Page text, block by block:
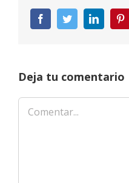
FacebookTwitterLinkedIn
Deja tu comentario
Comentar